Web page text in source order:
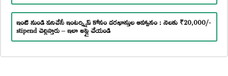
ఇంటి నుండి పనిచేసే ఇంటర్న్షిప్ కోసం దరఖాస్తుల ఆహ్వానం : నెలకు ₹20,000/-
stipend చెల్లిస్తారు – ఇలా అప్లై చేయండి